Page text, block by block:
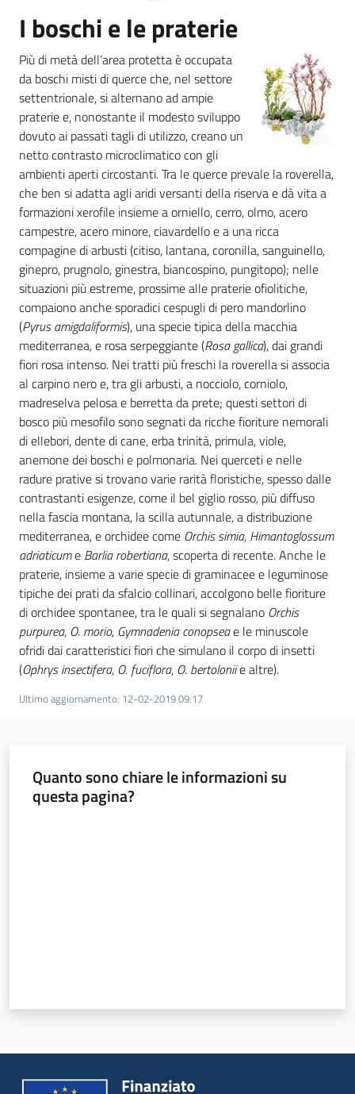
I boschi e le praterie
Più di metà dell’area protetta è occupata
da boschi misti di querce che, nel settore
settentrionale, si alternano ad ampie
praterie e, nonostante il modesto sviluppo
dovuto ai passati tagli di utilizzo, creano un
netto contrasto microclimatico con gli
ambienti aperti circostanti. Tra le querce prevale la roverella,
che ben si adatta agli aridi versanti della riserva e dà vita a
formazioni xerofile insieme a orniello, cerro, olmo, acero
campestre, acero minore, ciavardello e a una ricca
compagine di arbusti (citiso, lantana, coronilla, sanguinello,
ginepro, prugnolo, ginestra, biancospino, pungitopo); nelle
situazioni più estreme, prossime alle praterie ofiolitiche,
compaiono anche sporadici cespugli di pero mandorlino
(Pyrus amigdaliformis), una specie tipica della macchia
mediterranea, e rosa serpeggiante (Rosa gallica), dai grandi
fiori rosa intenso. Nei tratti più freschi la roverella si associa
al carpino nero e, tra gli arbusti, a nocciolo, corniolo,
madreselva pelosa e berretta da prete; questi settori di
bosco più mesofilo sono segnati da ricche fioriture nemorali
di ellebori, dente di cane, erba trinità, primula, viole,
anemone dei boschi e polmonaria. Nei querceti e nelle
radure prative si trovano varie rarità floristiche, spesso dalle
contrastanti esigenze, come il bel giglio rosso, più diffuso
nella fascia montana, la scilla autunnale, a distribuzione
mediterranea, e orchidee come Orchis simia, Himantoglossum
adriaticume Barlia robertiana, scoperta di recente. Anche le
praterie, insieme a varie specie di graminacee e leguminose
tipiche dei prati da sfalcio collinari, accolgono belle fioriture
di orchidee spontanee, tra le quali si segnalano Orchis
purpurea, O. morio, Gymnadenia conopseae le minuscole
ofridi dai caratteristici fiori che simulano il corpo di insetti
(Ophrys insectifera, O. fuciflora, O. bertoloniie altre).
Ultimo aggiornamento: 12-02-2019 09:17
Quanto sono chiare le informazioni su
questa pagina?